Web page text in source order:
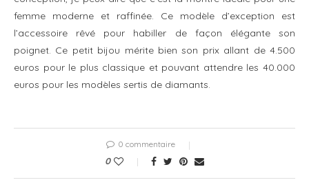
femme moderne et raffinée. Ce modèle d’exception est
l’accessoire rêvé pour habiller de façon élégante son
poignet. Ce petit bijou mérite bien son prix allant de 4.500
euros pour le plus classique et pouvant attendre les 40.000
euros pour les modèles sertis de diamants.
0 commentaire
0